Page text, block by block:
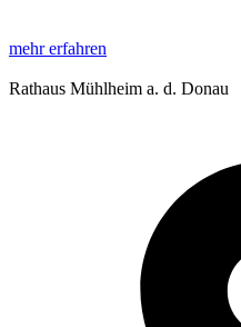
mehr erfahren
Rathaus Mühlheim a. d. Donau